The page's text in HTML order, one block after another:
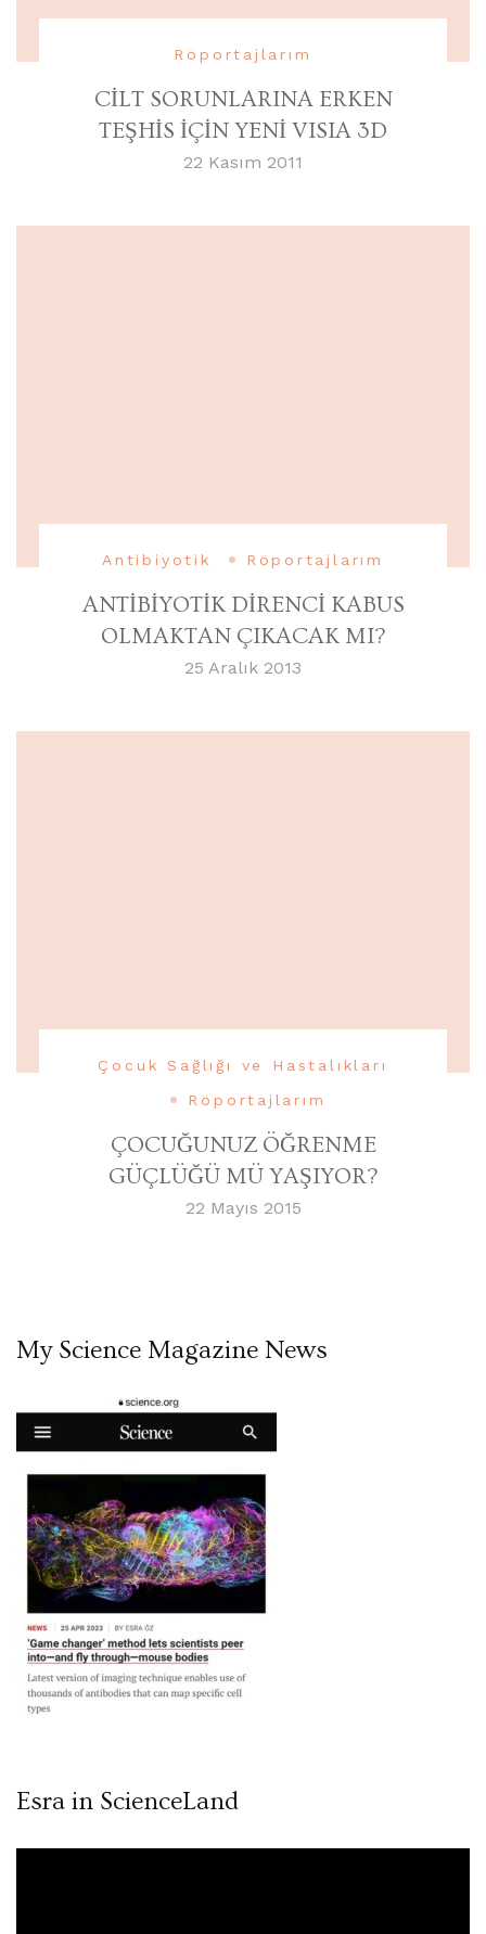
Röportajlarım
CİLT SORUNLARINA ERKEN
TEŞHİS İÇİN YENİ VISIA 3D
22 Kasım 2011
Antibiyotik Röportajlarım
ANTİBİYOTİK DİRENCİ KABUS
OLMAKTAN ÇIKACAK MI?
25 Aralık 2013
Çocuk Sağlığı ve Hastalıkları
Röportajlarım
ÇOCUĞUNUZ ÖĞRENME
GÜÇLÜĞÜ MÜ YAŞIYOR?
22 Mayıs 2015
My Science Magazine News
Esra in ScienceLand